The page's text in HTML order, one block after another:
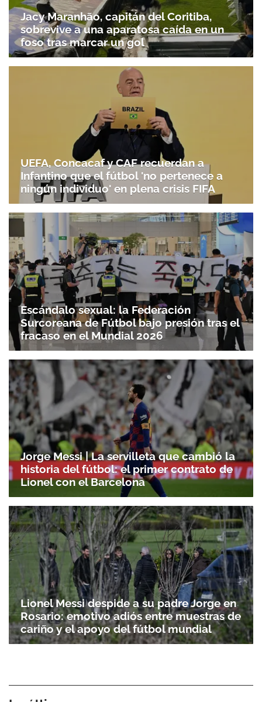
Jacy Maranhão, capitán del Coritiba,
sobrevive a una aparatosa caída en un
foso tras marcar un gol
UEFA, Concacaf y CAF recuerdan a
Infantino que el fútbol 'no pertenece a
ningún individuo' en plena crisis FIFA
Escándalo sexual: la Federación
Surcoreana de Fútbol bajo presión tras el
fracaso en el Mundial 2026
Jorge Messi | La servilleta que cambió la
historia del fútbol: el primer contrato de
Lionel con el Barcelona
Lionel Messi despide a su padre Jorge en
Rosario: emotivo adiós entre muestras de
cariño y el apoyo del fútbol mundial